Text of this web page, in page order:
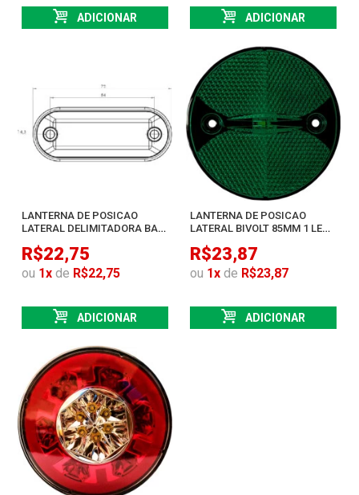
ADICIONAR ADICIONAR
LANTERNA DE POSICAO
LATERAL DELIMITADORA BAU
ESMERALDA
R$22,75
ou 1x de R$22,75
ADICIONAR
LANTERNA DE POSICAO
LATERAL BIVOLT 85MM 1 LED
R$23,87
ou 1x de R$23,87
ADICIONAR